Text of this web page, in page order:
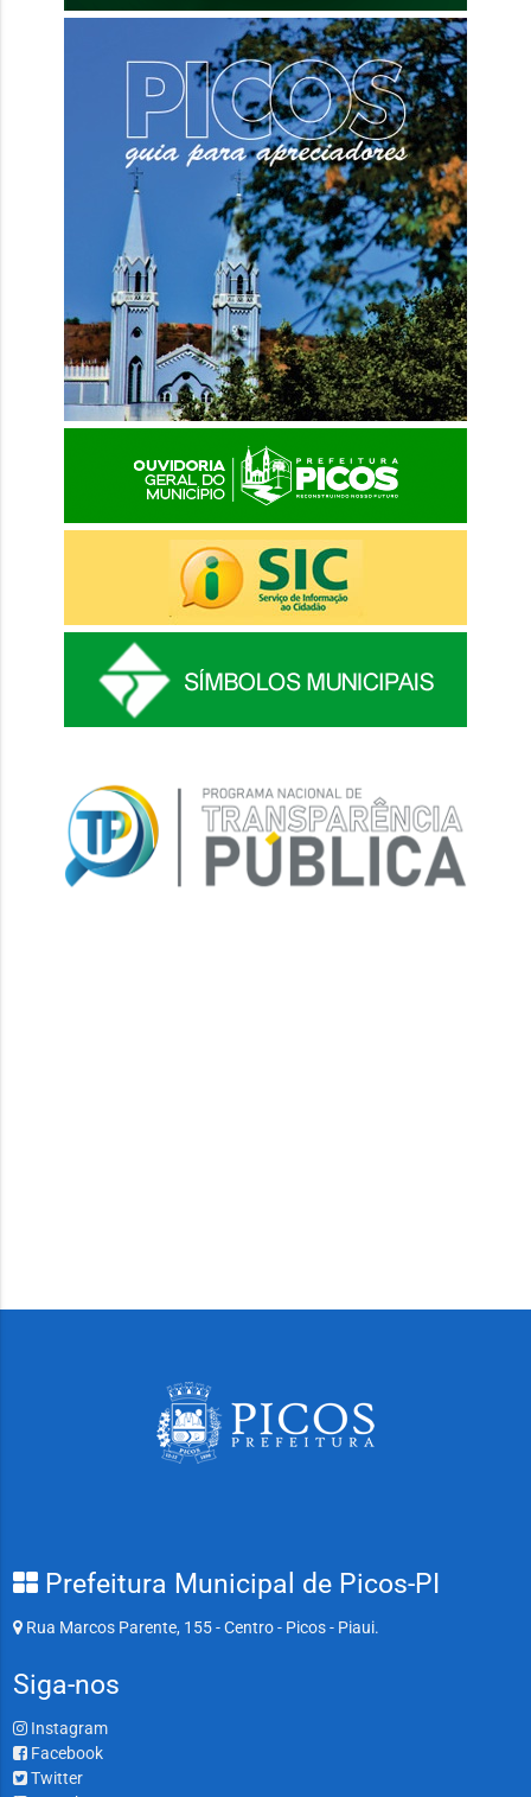
Prefeitura Municipal de Picos-PI
Rua Marcos Parente, 155 - Centro - Picos - Piaui.
Siga-nos
Instagram
Facebook
Twitter